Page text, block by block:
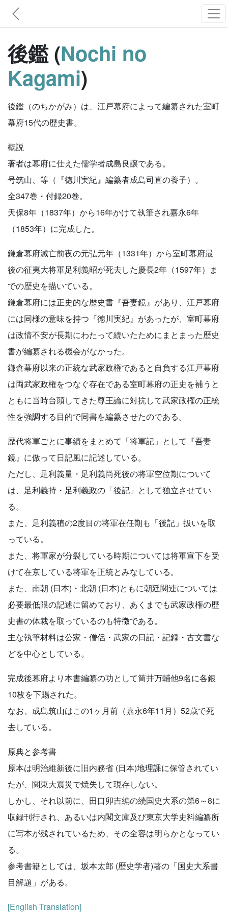
後鑑 (Nochi no
Kagami)
後鑑（のちかがみ）は、江戸幕府によって編纂された室町
幕府15代の歴史書。
概説
著者は幕府に仕えた儒学者成島良譲である。
号筑山、等（『徳川実紀』編纂者成島司直の養子）。
全347巻・付録20巻。
天保8年（1837年）から16年かけて執筆され嘉永6年
（1853年）に完成した。
鎌倉幕府滅亡前夜の元弘元年（1331年）から室町幕府最
後の征夷大将軍足利義昭が死去した慶長2年（1597年）ま
での歴史を描いている。
鎌倉幕府には正史的な歴史書『吾妻鏡』があり、江戸幕府
には同様の意味を持つ『徳川実紀』があったが、室町幕府
は政情不安が長期にわたって続いたためにまとまった歴史
書が編纂される機会がなかった。
鎌倉幕府以来の正統な武家政権であると自負する江戸幕府
は両武家政権をつなぐ存在である室町幕府の正史を補うと
ともに当時台頭してきた尊王論に対抗して武家政権の正統
性を強調する目的で同書を編纂させたのである。
歴代将軍ごとに事績をまとめて「将軍記」として『吾妻
鏡』に倣って日記風に記述している。
ただし、足利義量・足利義尚死後の将軍空位期について
は、足利義持・足利義政の「後記」として独立させてい
る。
また、足利義稙の2度目の将軍在任期も「後記」扱いを取
っている。
また、将軍家が分裂している時期については将軍宣下を受
けて在京している将軍を正統とみなしている。
また、南朝 (日本)・北朝 (日本)ともに朝廷関連については
必要最低限の記述に留めており、あくまでも武家政権の歴
史書の体裁を取っているのも特徴である。
主な執筆材料は公家・僧侶・武家の日記・記録・古文書な
どを中心としている。
完成後幕府より本書編纂の功として筒井万輔他9名に各銀
10枚を下賜された。
なお、成島筑山はこの1ヶ月前（嘉永6年11月）52歳で死
去している。
原典と参考書
原本は明治維新後に旧内務省 (日本)地理課に保管されてい
たが、関東大震災で焼失して現存しない。
しかし、それ以前に、田口卯吉編の続国史大系の第6～8に
収録刊行され、あるいは内閣文庫及び東京大学史料編纂所
に写本が残されているため、その全容は明らかとなってい
る。
参考書籍としては、坂本太郎 (歴史学者)著の「国史大系書
目解題」がある。
[English Translation]